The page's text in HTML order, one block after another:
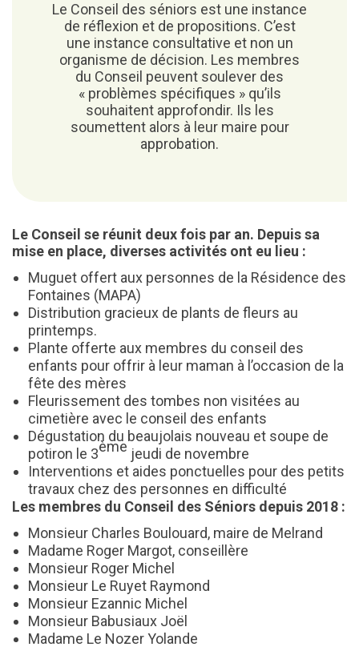
Le Conseil des séniors est une instance
de réflexion et de propositions. C’est
une instance consultative et non un
organisme de décision. Les membres
du Conseil peuvent soulever des
« problèmes spécifiques » qu’ils
souhaitent approfondir. Ils les
soumettent alors à leur maire pour
approbation.
Le Conseil se réunit deux fois par an. Depuis sa
mise en place, diverses activités ont eu lieu :
Muguet offert aux personnes de la Résidence des
Fontaines (MAPA)
Distribution gracieux de plants de fleurs au
printemps.
Plante offerte aux membres du conseil des
enfants pour offrir à leur maman à l’occasion de la
fête des mères
Fleurissement des tombes non visitées au
cimetière avec le conseil des enfants
Dégustation du beaujolais nouveau et soupe de
potiron le 3ème jeudi de novembre
Interventions et aides ponctuelles pour des petits
travaux chez des personnes en difficulté
Les membres du Conseil des Séniors depuis 2018 :
Monsieur Charles Boulouard, maire de Melrand
Madame Roger Margot, conseillère
Monsieur Roger Michel
Monsieur Le Ruyet Raymond
Monsieur Ezannic Michel
Monsieur Babusiaux Joël
Madame Le Nozer Yolande